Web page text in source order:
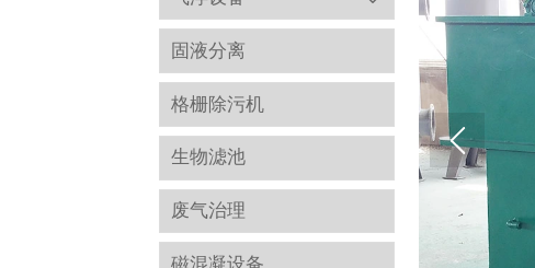
固液分离
格栅除污机
生物滤池
废气治理